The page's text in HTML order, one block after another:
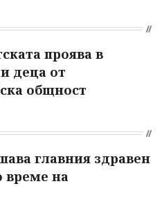
проява в
деца от
общност
главния здравен
време на